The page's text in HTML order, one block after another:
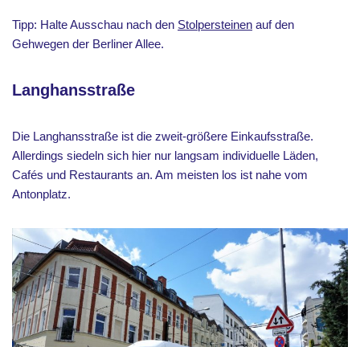
Tipp: Halte Ausschau nach den Stolpersteinen auf den
Gehwegen der Berliner Allee.
Langhansstraße
Die Langhansstraße ist die zweit-größere Einkaufsstraße.
Allerdings siedeln sich hier nur langsam individuelle Läden,
Cafés und Restaurants an. Am meisten los ist nahe vom
Antonplatz.